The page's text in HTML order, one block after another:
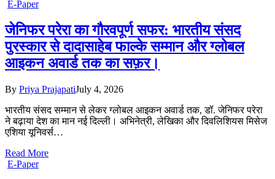
E-Paper
जेनिफर परेरा का गौरवपूर्ण सफर: भारतीय संसद
पुरस्कार से दादासाहेब फाल्के सम्मान और ग्लोबल
आइकन अवार्ड तक का सफ़र।
By Priya PrajapatiJuly 4, 2026
भारतीय संसद सम्मान से लेकर ग्लोबल आइकन अवार्ड तक, डॉ. जेनिफर परेरा
ने बढ़ाया देश का मान नई दिल्ली। अभिनेत्री, लेखिका और दिवलिशियस मिसेज
एशिया यूनिवर्स…
Read More
E-Paper